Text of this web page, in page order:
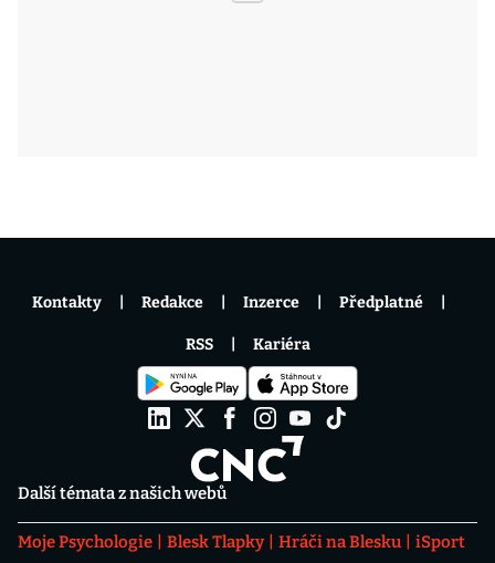
Další témata z našich webů
Moje Psychologie Blesk Tlapky Hráči na Blesku
iSport
Kontakty Redakce Inzerce Předplatné
RSS Kariéra